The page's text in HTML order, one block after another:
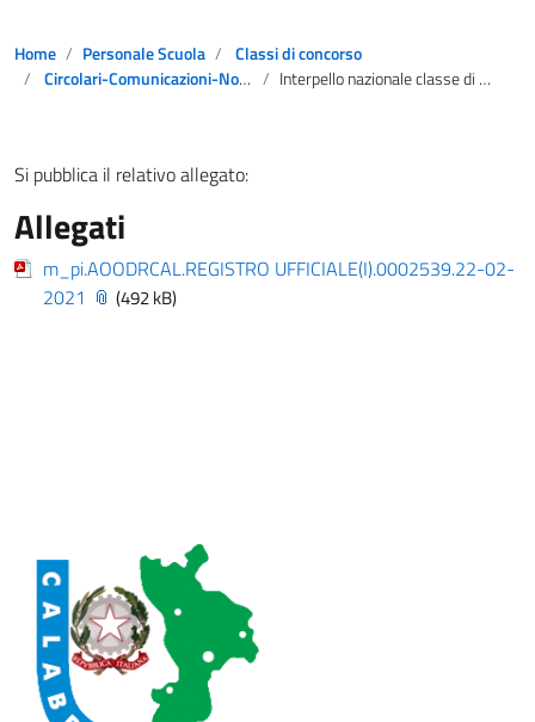
Home Personale Scuola
Classi di concorso
Circolari-Comunicazioni-Notizie
Interpello nazionale classe di concorso A042 (Scienze e Tecnologie meccaniche) n. 1 cattedra – 18 ore – corso diurno, presso dell’I.S.I.S. “NEWTON” di Via Zucchi, 3 , VARESE.
Si pubblica il relativo allegato:
Allegati
m_pi.AOODRCAL.REGISTRO UFFICIALE(I).0002539.22-02-
2021
(492 kB)